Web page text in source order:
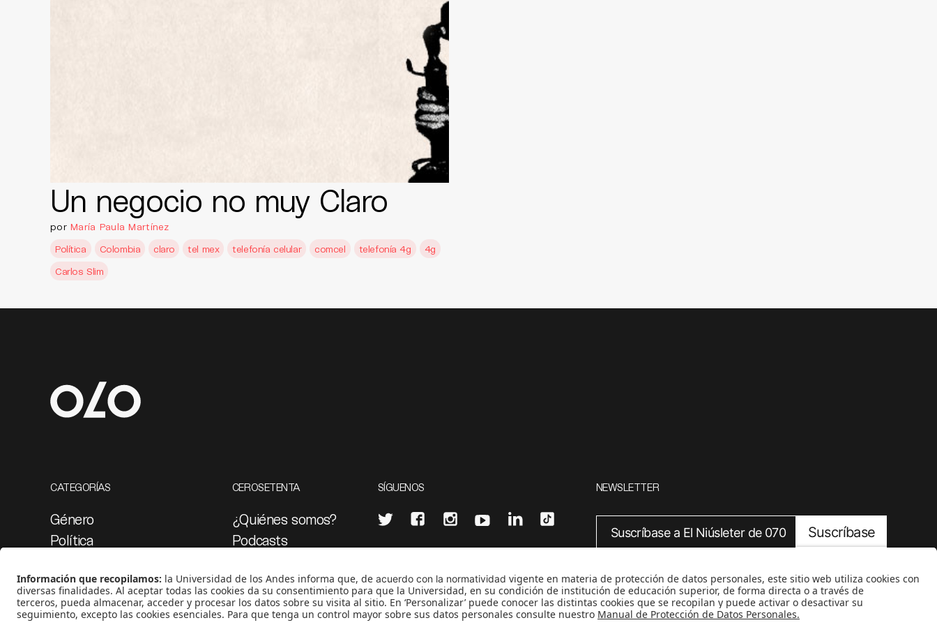
Un negocio no muy Claro
por María Paula Martínez
Política
Colombia claro tel mex telefonía celular comcel telefonía 4g
4g
Carlos Slim
CATEGORÍAS
Género
Política
Medio ambiente
Medios y periodismo
CEROSETENTA
¿Quiénes somos?
Podcasts
Proyectos 070
SÍGUENOS
CONTÁCTANOS
cerosetenta@uniandes.edu.co
NEWSLETTER
Suscríbase